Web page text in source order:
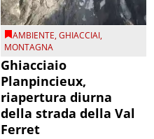
AMBIENTE,GHIACCIAI,
MONTAGNA
Ghiacciaio
Planpincieux,
riapertura diurna
della strada della Val
Ferret